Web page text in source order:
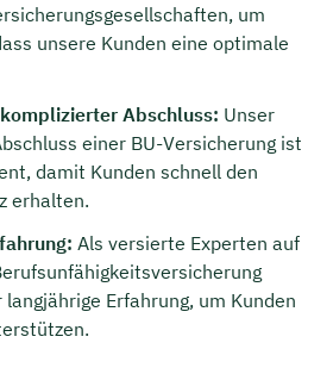
um
unsere Kunden eine optimale
Abschluss: Unser
einer BU-Versicherung ist
damit Kunden schnell den
erhalten.
Als versierte Experten auf
Erfahrung, um Kunden